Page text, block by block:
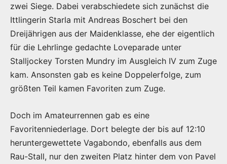
zwei Siege. Dabei verabschiedete sich zunächst die
Ittlingerin Starla mit Andreas Boschert bei den
Dreijährigen aus der Maidenklasse, ehe der eigentlich
für die Lehrlinge gedachte Loveparade unter
Stalljockey Torsten Mundry im Ausgleich IV zum Zuge
kam. Ansonsten gab es keine Doppelerfolge, zum
größten Teil kamen Favoriten zum Zuge.
Doch im Amateurrennen gab es eine
Favoritenniederlage. Dort belegte der bis auf 12:10
heruntergewettete Vagabondo, ebenfalls aus dem
Rau-Stall, nur den zweiten Platz hinter dem von Pavel